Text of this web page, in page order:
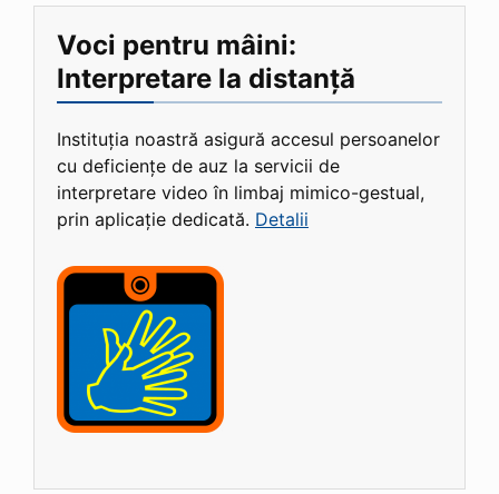
Voci pentru mâini:
Interpretare la distanță
Instituția noastră asigură accesul persoanelor
cu deficiențe de auz la servicii de
interpretare video în limbaj mimico-gestual,
prin aplicație dedicată. Detalii